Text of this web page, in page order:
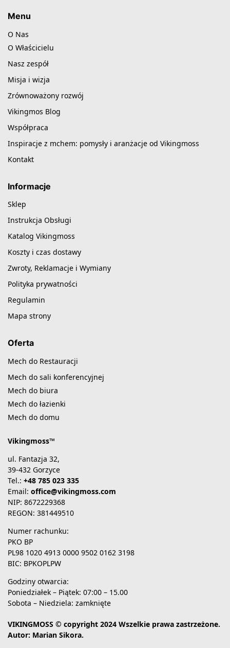
Menu
O Nas
O Właścicielu
Nasz zespół
Misja i wizja
Zrównoważony rozwój
Vikingmos Blog
Współpraca
Inspiracje z mchem: pomysły i aranżacje od Vikingmoss
Kontakt
Informacje
Sklep
Instrukcja Obsługi
Katalog Vikingmoss
Koszty i czas dostawy
Zwroty, Reklamacje i Wymiany
Polityka prywatności
Regulamin
Mapa strony
Oferta
Mech do Restauracji
Mech do sali konferencyjnej
Mech do biura
Mech do łazienki
Mech do domu
Vikingmoss™
ul. Fantazja 32,
39-432 Gorzyce
Tel.: +48 785 023 335
Email: office@vikingmoss.com
NIP: 8672229368
REGON: 381449510
Numer rachunku:
PKO BP
PL98 1020 4913 0000 9502 0162 3198
BIC: BPKOPLPW
Godziny otwarcia:
Poniedziałek – Piątek: 07:00 – 15.00
Sobota – Niedziela: zamknięte
VIKINGMOSS © copyright 2024 Wszelkie prawa zastrzeżone.
Autor: Marian Sikora.